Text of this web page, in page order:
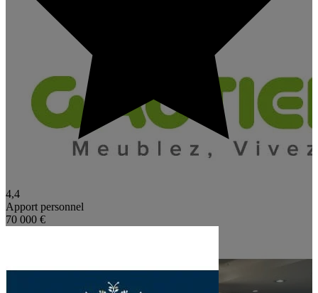
4,4
Apport personnel
70 000 €